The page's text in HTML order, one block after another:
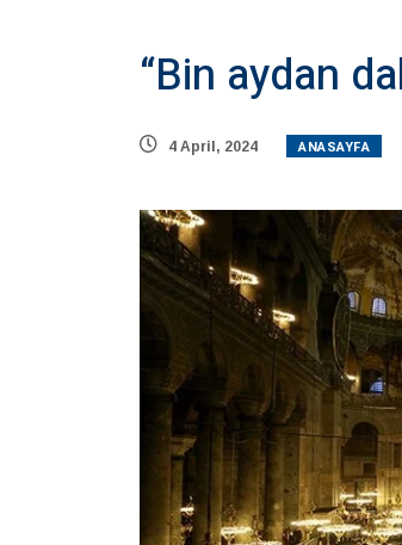
“Bin aydan
4 April, 2024 ANASAYFA